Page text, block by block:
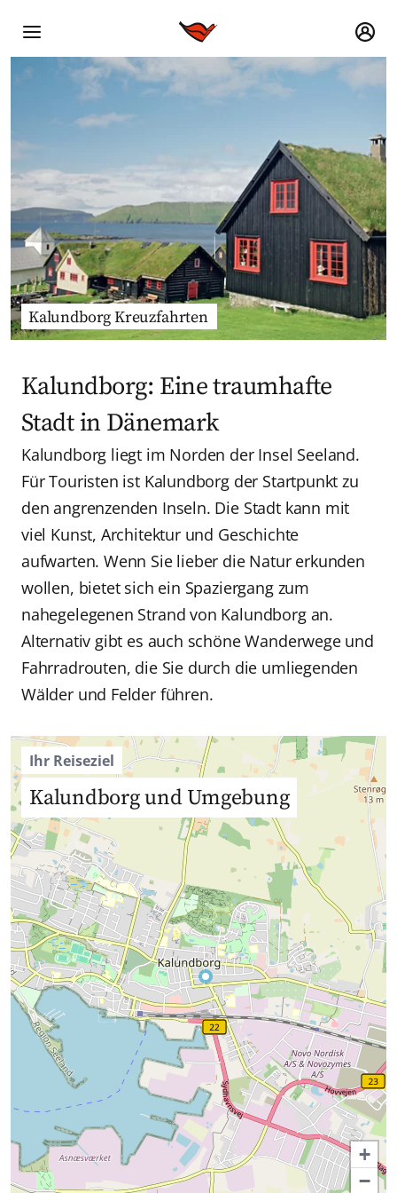
Kalundborg Kreuzfahrten
Kalundborg: Eine traumhafte
Stadt in Dänemark
Kalundborg liegt im Norden der Insel Seeland.
Für Touristen ist Kalundborg der Startpunkt zu
den angrenzenden Inseln. Die Stadt kann mit
viel Kunst, Architektur und Geschichte
aufwarten. Wenn Sie lieber die Natur erkunden
wollen, bietet sich ein Spaziergang zum
nahegelegenen Strand von Kalundborg an.
Alternativ gibt es auch schöne Wanderwege und
Fahrradrouten, die Sie durch die umliegenden
Wälder und Felder führen.
Ihr Reiseziel
Kalundborg und Umgebung
+
−